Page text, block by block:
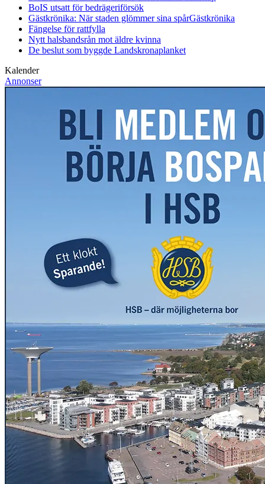
BoIS utsatt för bedrägeriförsök
Gästkrönika: När staden glömmer sina spårGästkrönika
Fängelse för rattfylla
Nytt halsbandsrån mot äldre kvinna
De beslut som byggde Landskronaplanket
Kalender
Annonser